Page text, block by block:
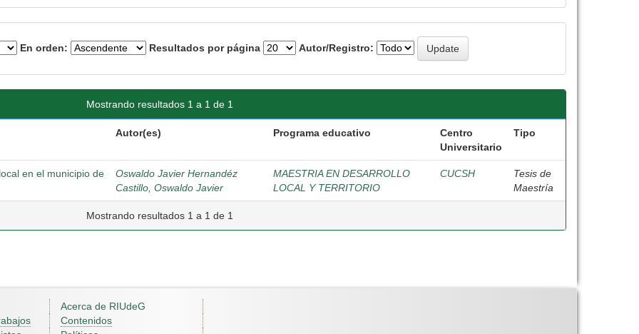
En orden: Resultados por página Autor/Registro:
Mostrando resultados 1 a 1 de 1
Autor(es) Programa educativo
Centro
Universitario
Tipo
en el municipio de
Oswaldo Javier Hernandéz
Castillo, Oswaldo Javier
MAESTRIA EN DESARROLLO
LOCAL Y TERRITORIO
CUCSH
Tesis de
Maestría
Mostrando resultados 1 a 1 de 1
Acerca de RIUdeG
Contenidos